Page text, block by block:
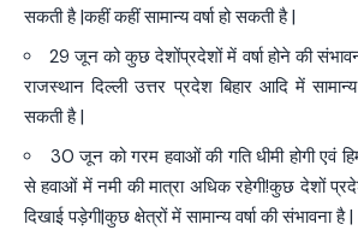
सकती है |कहीं कहीं सामान्य वर्षा हो सकती है |
29 जून को कुछ देशोंप्रदेशों में वर्षा होने की
राजस्थान दिल्ली उत्तर प्रदेश बिहार आदि में
सकती है |
30 जून को गरम हवाओं की गति धीमी होगी एवं
से हवाओं में नमी की मात्रा अधिक रहेगी!कुछ देशों
दिखाई पड़ेगी|कुछ क्षेत्रों में सामान्य वर्षा की संभावना है |